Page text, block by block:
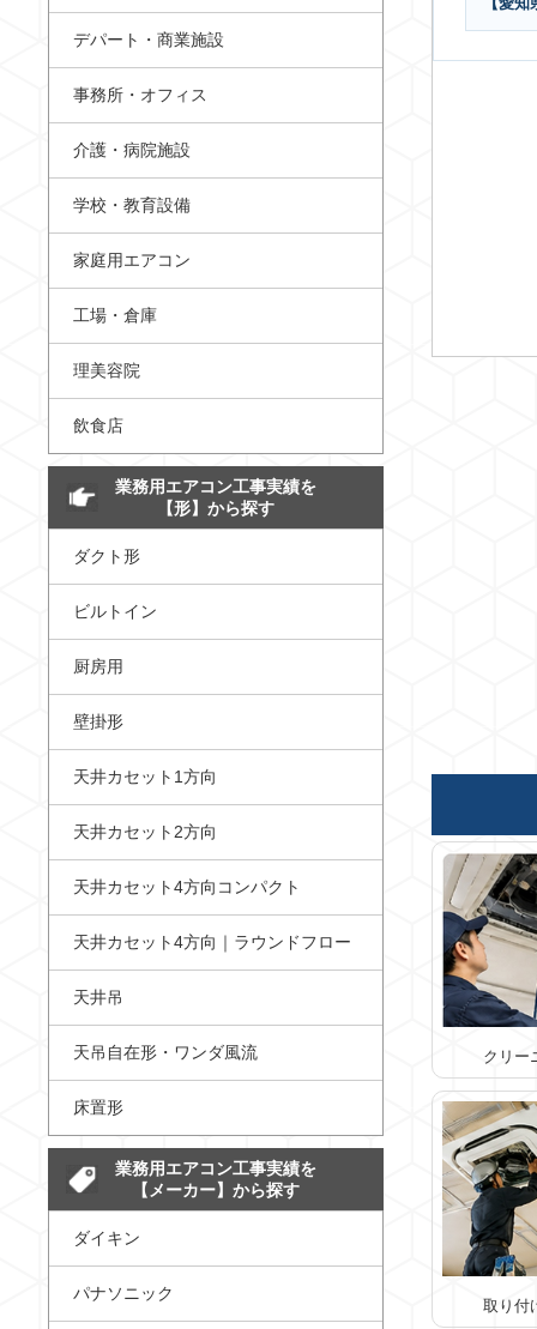
クリー
取り付
デパート・商業施設
事務所・オフィス
介護・病院施設
学校・教育設備
家庭用エアコン
工場・倉庫
理美容院
飲食店
業務用エアコン工事実績を
【形】から探す
ダクト形
ビルトイン
厨房用
壁掛形
天井カセット1方向
天井カセット2方向
天井カセット4方向コンパクト
天井カセット4方向｜ラウンドフロー
天井吊
天吊自在形・ワンダ風流
床置形
業務用エアコン工事実績を
【メーカー】から探す
ダイキン
パナソニック